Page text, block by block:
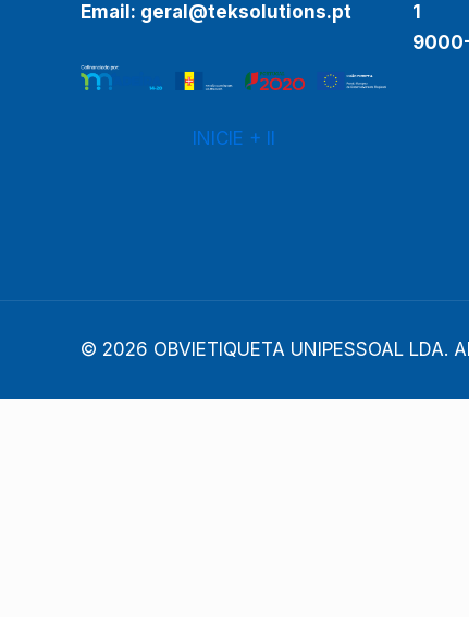
Email: geral@teksolutions.pt
INICIE + II
1
© 2026 OBVIETIQUETA UNIPESSOAL LDA.